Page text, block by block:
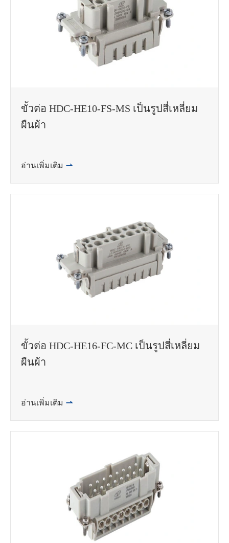
ขั้วต่อ HDC-HE10-FS-MS เป็นรูปสี่เหลี่ยม
ผืนผ้า
อ่านเพิ่มเติม 
ขั้วต่อ HDC-HE16-FC-MC เป็นรูปสี่เหลี่ยม
ผืนผ้า
อ่านเพิ่มเติม 